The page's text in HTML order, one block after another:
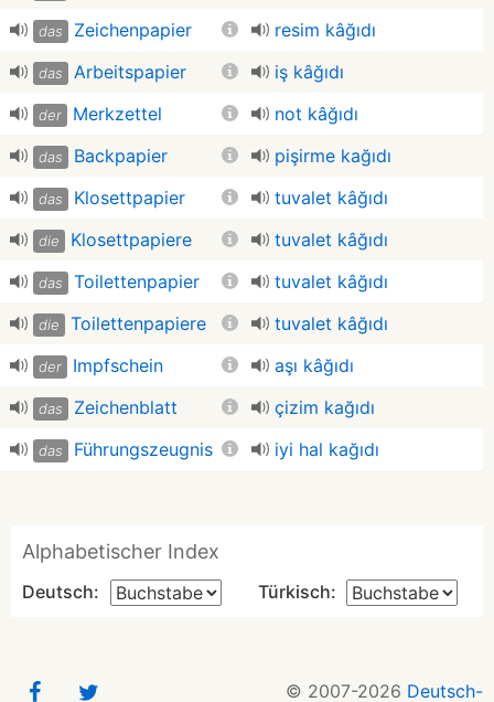
das Zeichenpapier resim kâğıdı
das Arbeitspapier iş kâğıdı
der Merkzettel not kâğıdı
das Backpapier pişirme kağıdı
das Klosettpapier tuvalet kâğıdı
die Klosettpapiere tuvalet kâğıdı
das Toilettenpapier tuvalet kâğıdı
die Toilettenpapiere tuvalet kâğıdı
der Impfschein aşı kâğıdı
das Zeichenblatt çizim kağıdı
das Führungszeugnis iyi hal kağıdı
Alphabetischer Index
Deutsch: Türkisch:
© 2007-2026 Deutsch-